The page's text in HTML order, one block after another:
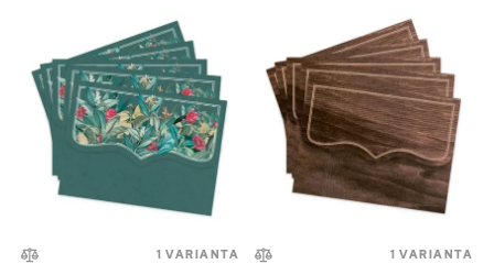
1 VARIANTA 1 VARIANTA